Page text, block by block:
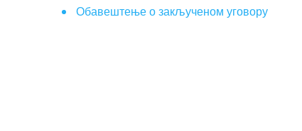
Обавештење о закљученом уговору